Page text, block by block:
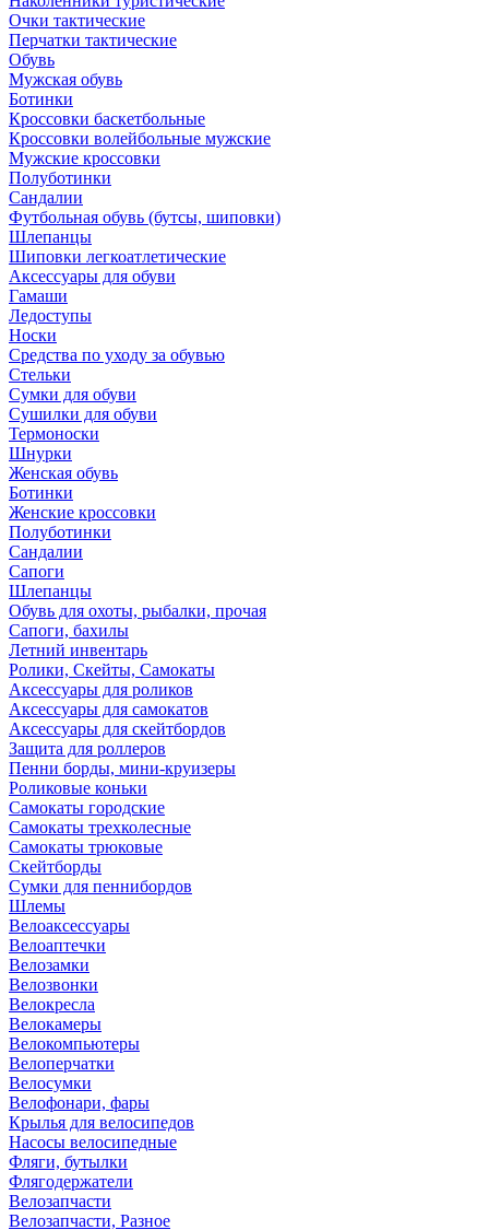
Очки тактические
Перчатки тактические
Обувь
Мужская обувь
Ботинки
Кроссовки баскетбольные
Кроссовки волейбольные мужские
Мужские кроссовки
Полуботинки
Сандалии
Футбольная обувь (бутсы, шиповки)
Шлепанцы
Шиповки легкоатлетические
Аксессуары для обуви
Гамаши
Ледоступы
Носки
Средства по уходу за обувью
Стельки
Сумки для обуви
Сушилки для обуви
Термоноски
Шнурки
Женская обувь
Ботинки
Женские кроссовки
Полуботинки
Сандалии
Сапоги
Шлепанцы
Обувь для охоты, рыбалки, прочая
Сапоги, бахилы
Летний инвентарь
Ролики, Скейты, Самокаты
Аксессуары для роликов
Аксессуары для самокатов
Аксессуары для скейтбордов
Защита для роллеров
Пенни борды, мини-круизеры
Роликовые коньки
Самокаты городские
Самокаты трехколесные
Самокаты трюковые
Скейтборды
Сумки для пеннибордов
Шлемы
Велоаксессуары
Велоаптечки
Велозамки
Велозвонки
Велокресла
Велокамеры
Велокомпьютеры
Велоперчатки
Велосумки
Велофонари, фары
Крылья для велосипедов
Насосы велосипедные
Фляги, бутылки
Флягодержатели
Велозапчасти
Велозапчасти, Разное